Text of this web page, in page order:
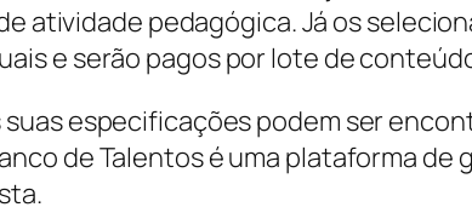
atividade pedagógica. Já os
e serão pagos por lote de
especificações podem ser
de Talentos é uma plataforma